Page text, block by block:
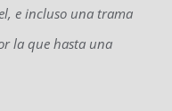
e incluso una trama
la que hasta una